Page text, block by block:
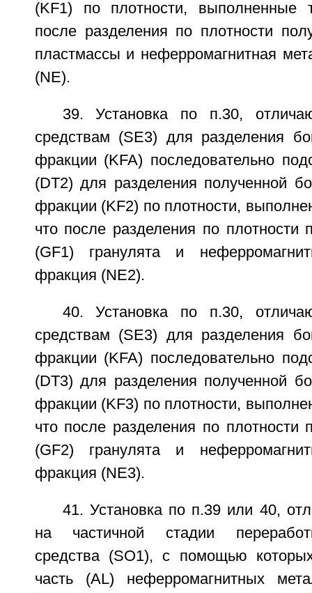
(KF1) по плотности, выполненные
после разделения по плотности
пластмассы и неферромагнитная
(NE).
39. Установка по п.30,
средствам (SE3) для разделения
фракции (KFA) последовательно
(DT2) для разделения полученной
фракции (KF2) по плотности,
что после разделения по плотности
(GF1) гранулята и
фракция (NE2).
40. Установка по п.30,
средствам (SE3) для разделения
фракции (KFA) последовательно
(DT3) для разделения полученной
фракции (KF3) по плотности,
что после разделения по плотности
(GF2) гранулята и
фракция (NE3).
41. Установка по п.39 или 40,
на частичной стадии
средства (SO1), с помощью
часть (AL) неферромагнитных